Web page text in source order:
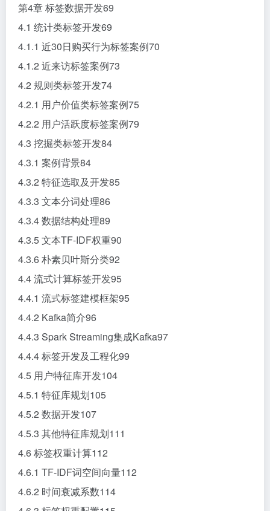
第4章 标签数据开发69
4.1 统计类标签开发69
4.1.1 近30日购买行为标签案例70
4.1.2 近来访标签案例73
4.2 规则类标签开发74
4.2.1 用户价值类标签案例75
4.2.2 用户活跃度标签案例79
4.3 挖掘类标签开发84
4.3.1 案例背景84
4.3.2 特征选取及开发85
4.3.3 文本分词处理86
4.3.4 数据结构处理89
4.3.5 文本TF-IDF权重90
4.3.6 朴素贝叶斯分类92
4.4 流式计算标签开发95
4.4.1 流式标签建模框架95
4.4.2 Kafka简介96
4.4.3 Spark Streaming集成Kafka97
4.4.4 标签开发及工程化99
4.5 用户特征库开发104
4.5.1 特征库规划105
4.5.2 数据开发107
4.5.3 其他特征库规划111
4.6 标签权重计算112
4.6.1 TF-IDF词空间向量112
4.6.2 时间衰减系数114